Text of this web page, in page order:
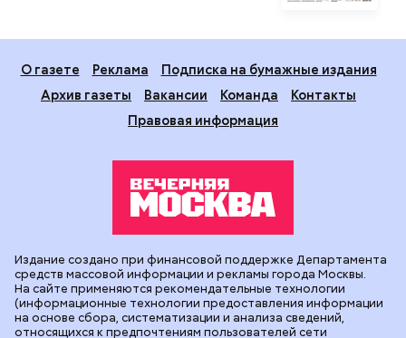
О газете Реклама
Подписка на бумажные издания
Архив газеты
Вакансии Команда
Контакты
Правовая информация
Издание создано при финансовой поддержке Департамента
средств массовой информации и рекламы города Москвы.
На сайте применяются рекомендательные технологии
(информационные технологии предоставления информации
на основе сбора, систематизации и анализа сведений,
относящихся к предпочтениям пользователей сети